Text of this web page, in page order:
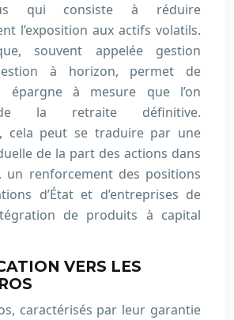
qui consiste à réduire
l’exposition aux actifs volatils.
souvent appelée gestion
à horizon, permet de
épargne à mesure que l’on
la retraite définitive.
cela peut se traduire par une
de la part des actions dans
un renforcement des positions
d’État et d’entreprises de
de produits à capital
VERS LES
caractérisés par leur garantie